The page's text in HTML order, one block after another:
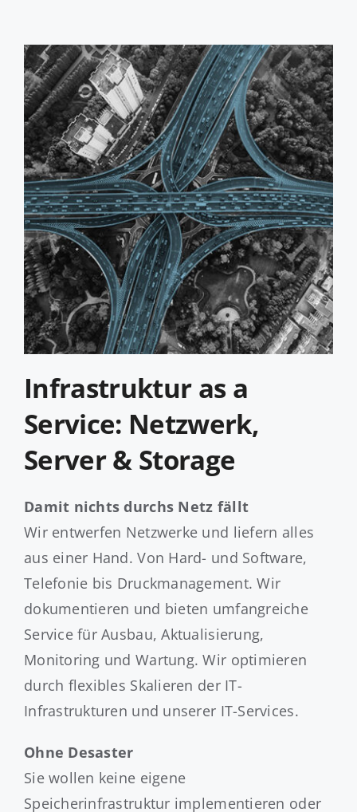
Infrastruktur as a
Service: Netzwerk,
Server & Storage
Damit nichts durchs Netz fällt
Wir entwerfen Netzwerke und liefern alles
aus einer Hand. Von Hard- und Software,
Telefonie bis Druckmanagement. Wir
dokumentieren und bieten umfangreiche
Service für Ausbau, Aktualisierung,
Monitoring und Wartung. Wir optimieren
durch flexibles Skalieren der IT-
Infrastrukturen und unserer IT-Services.
Ohne Desaster
Sie wollen keine eigene
Speicherinfrastruktur implementieren oder